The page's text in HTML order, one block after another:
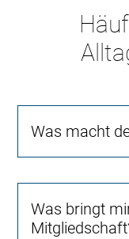
Was macht
Was bringt